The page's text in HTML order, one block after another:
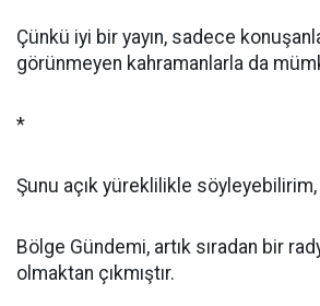
Çünkü iyi bir yayın, sadece
görünmeyen kahramanlarla da
*
Şunu açık yüreklilikle söyleyebilirim,
Bölge Gündemi, artık sıradan bir
olmaktan çıkmıştır.